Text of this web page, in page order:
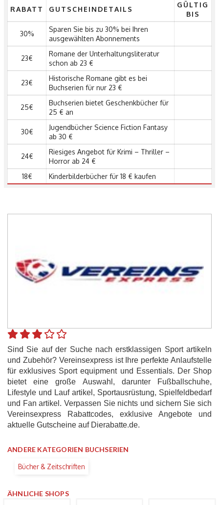
RABATT GUTSCHEINDETAILS
GÜLTIG
BIS
30%
Sparen Sie bis zu 30% bei Ihren
ausgewählten Abonnements
23€
Romane der Unterhaltungsliteratur
schon ab 23 €
23€
Historische Romane gibt es bei
Buchserien für nur 23 €
25€
Buchserien bietet Geschenkbücher für
25 € an
30€
Jugendbücher Science Fiction Fantasy
ab 30 €
24€
Riesiges Angebot für Krimi – Thriller –
Horror ab 24 €
18€
Kinderbilderbücher für 18 € kaufen
Sind Sie auf der Suche nach erstklassigen Sport artikeln
und Zubehör? Vereinsexpress ist Ihre perfekte Anlaufstelle
für exklusives Sport equipment und Essentials. Der Shop
bietet eine große Auswahl, darunter Fußballschuhe,
Lifestyle und Lauf artikel, Sportausrüstung, Spielfeldbedarf
und Fan artikel. Verpassen Sie nichts und sichern Sie sich
Vereinsexpress Rabattcodes, exklusive Angebote und
aktuelle Gutscheine auf Dierabatte.de.
ANDERE KATEGORIEN BUCHSERIEN
Bücher & Zeitschriften
ÄHNLICHE SHOPS